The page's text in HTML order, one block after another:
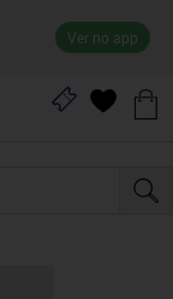
Ver no app